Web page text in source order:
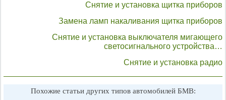
Снятие и установка щитка приборов
Замена ламп накаливания щитка приборов
Снятие и установка выключателя мигающего
светосигнального устройства…
Снятие и установка радио
Похожие статьи других типов автомобилей БМВ: